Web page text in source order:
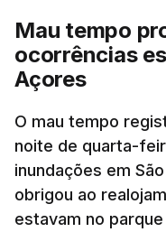
Mau tempo
ocorrências
Açores
O mau tempo
noite de quarta-
inundações em
obrigou ao
estavam no